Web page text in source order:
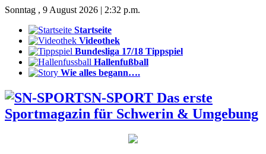
Sonntag , 9 August 2026 | 2:32 p.m.
Startseite
Videothek
Bundesliga 17/18 Tippspiel
Hallenfußball
Wie alles begann….
SN-SPORT Das erste
Sportmagazin für Schwerin & Umgebung